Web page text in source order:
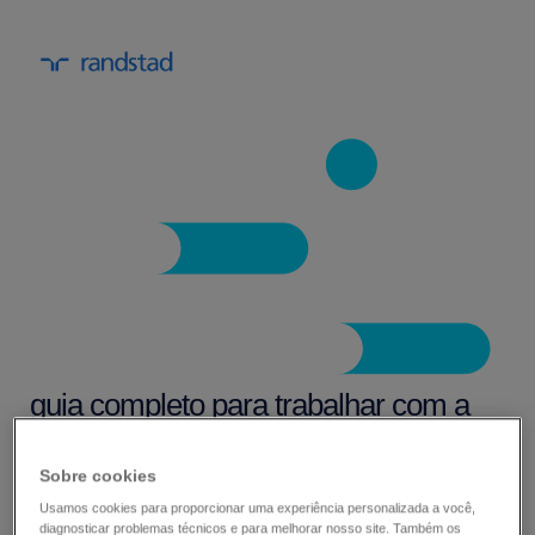
guia completo para trabalhar com a
O mercado de trabalho atual é concorrido. Você
Sobre cookies
Usamos cookies para proporcionar uma experiência personalizada a você,
diagnosticar problemas técnicos e para melhorar nosso site. Também os